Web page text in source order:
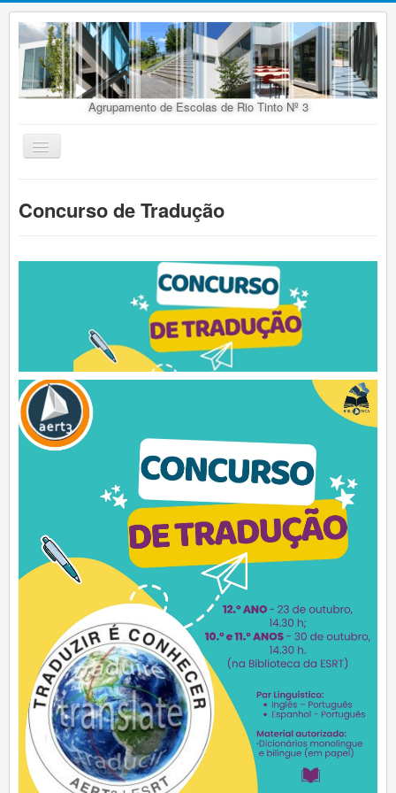
Agrupamento de Escolas de Rio Tinto Nº 3
Ativar/Desativar
navegação
Agrupamento
Doc. Orientadores
Oferta Educativa
Alunos
Concursos
Vida Escolar
Contactos
Entrada
Vida Escolar
Concursos
Clube das Línguas
Concurso de Tradução
Concurso de Tradução